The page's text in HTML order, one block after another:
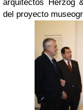
arquitectos Herzog
del proyecto